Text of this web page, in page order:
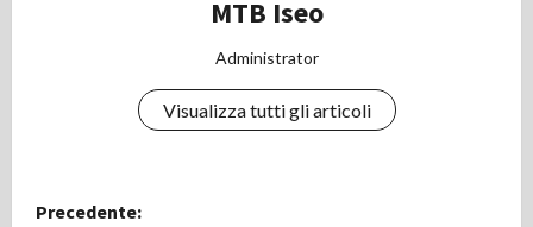
MTB Iseo
Administrator
Visualizza tutti gli articoli
N
Precedente: